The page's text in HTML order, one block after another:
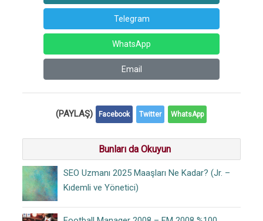
Telegram
WhatsApp
Email
(PAYLAŞ) Facebook Twitter WhatsApp
Bunları da Okuyun
SEO Uzmanı 2025 Maaşları Ne Kadar? (Jr. –
Kıdemli ve Yönetici)